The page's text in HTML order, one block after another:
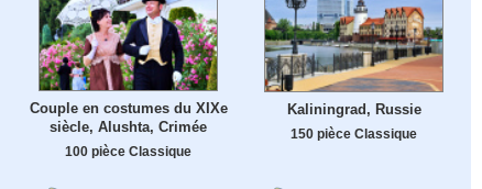
Couple en costumes du XIXe
siècle, Alushta, Crimée
100 pièce Classique
Kaliningrad, Russie
150 pièce Classique